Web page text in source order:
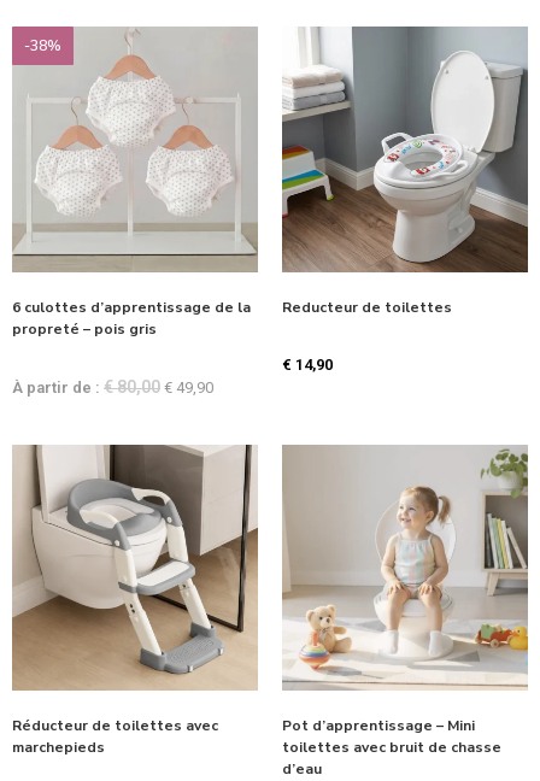
-38%
6 culottes d’apprentissage de la
propreté – pois gris
À partir de : €80,00 € 49,90
Reducteur de toilettes
€ 14,90
Réducteur de toilettes avec
marchepieds
Pot d’apprentissage – Mini
toilettes avec bruit de chasse
d’eau